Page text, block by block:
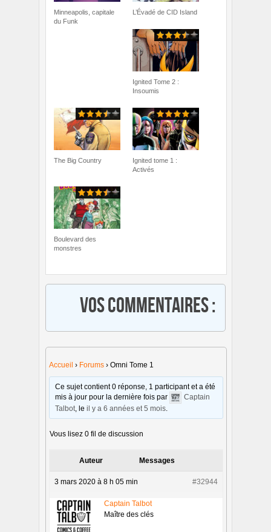
Minneapolis, capitale
du Funk
L’Évadé de CID Island
Ignited Tome 2 :
Insoumis
The Big Country
Ignited tome 1 :
Activés
Boulevard des
monstres
Vos commentaires :
Accueil › Forums › Omni Tome 1
Ce sujet contient 0 réponse, 1 participant et a été
mis à jour pour la dernière fois par
Captain
Talbot , leil y a 6 années et 5 mois
Vous lisez 0 fil de discussion
Auteur Messages
3 mars 2020 à 8 h 05 min #32944
Captain Talbot
Maître des clés